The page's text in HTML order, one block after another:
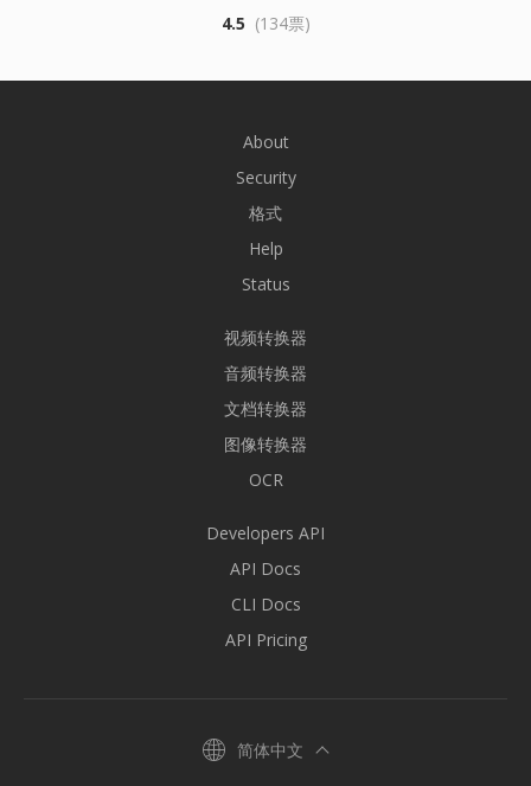
4.5 (134票)
About
Security
格式
Help
Status
视频转换器
音频转换器
文档转换器
图像转换器
OCR
Developers API
API Docs
CLI Docs
API Pricing
简体中文